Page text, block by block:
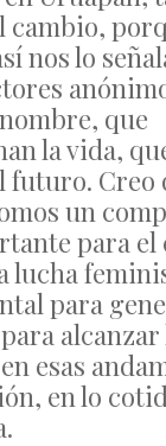
cambio,
nos lo
que
la vida,
futuro. Creo
un
para el
lucha
para
alcanzar
esas
en lo